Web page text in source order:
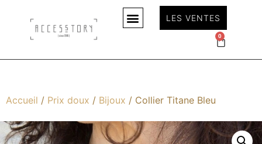
LES VENTES
0
Accueil / Prix doux / Bijoux / Collier Titane Bleu